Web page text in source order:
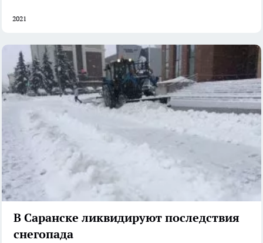
2021
В Саранске ликвидируют последствия
снегопада